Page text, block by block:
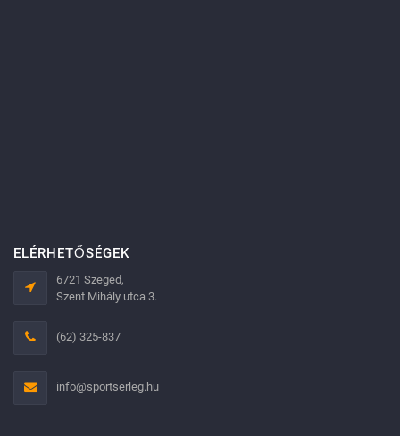
ELÉRHETŐSÉGEK
6721 Szeged,
Szent Mihály utca 3.
(62) 325-837
info@sportserleg.hu